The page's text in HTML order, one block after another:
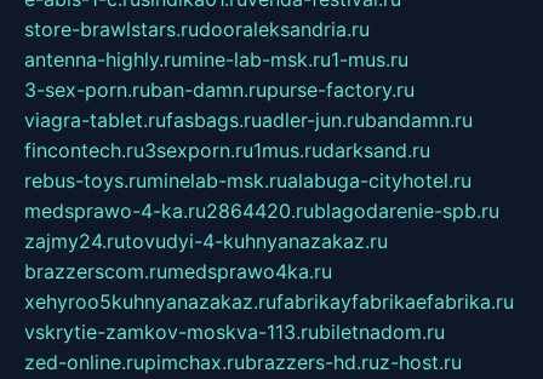
store-brawlstars.rudooraleksandria.ru
antenna-highly.rumine-lab-msk.ru1-mus.ru
3-sex-porn.ruban-damn.rupurse-factory.ru
viagra-tablet.rufasbags.ruadler-jun.rubandamn.ru
fincontech.ru3sexporn.ru1mus.rudarksand.ru
rebus-toys.ruminelab-msk.rualabuga-cityhotel.ru
medsprawo-4-ka.ru2864420.rublagodarenie-spb.ru
zajmy24.rutovudyi-4-kuhnyanazakaz.ru
brazzerscom.rumedsprawo4ka.ru
xehyroo5kuhnyanazakaz.rufabrikayfabrikaefabrika.ru
vskrytie-zamkov-moskva-113.rubiletnadom.ru
zed-online.rupimchax.rubrazzers-hd.ruz-host.ru